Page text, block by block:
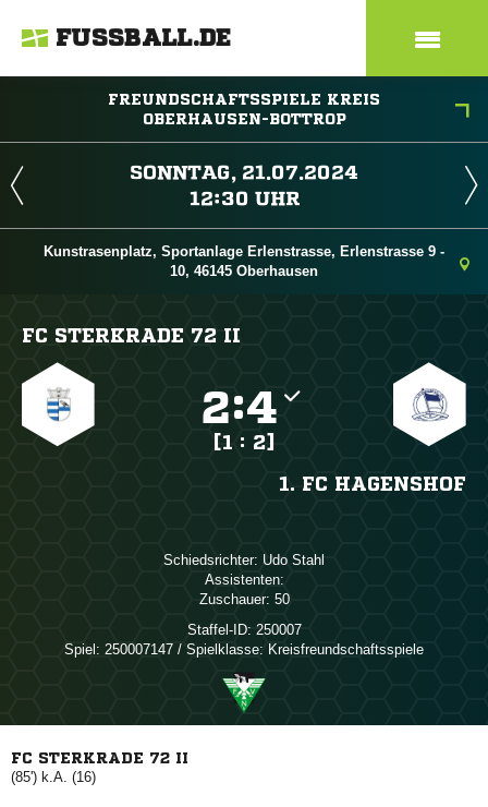
FUSSBALL.DE
FREUNDSCHAFTSSPIELE KREIS
OBERHAUSEN-BOTTROP
 
 
Kunstrasenplatz, Sportanlage Erlenstrasse, Erlenstrasse 9 -
10, 46145 Oberhausen
FC STERKRADE 72 II
:
[1 : 2]
1. FC HAGENSHOF
Schiedsrichter:  
Assistenten:
Zuschauer: 50
Staffel-ID: 250007
Spiel: 250007147 / Spielklasse: Kreisfreundschaftsspiele
FC STERKRADE 72 II
(85') k.A. (16)